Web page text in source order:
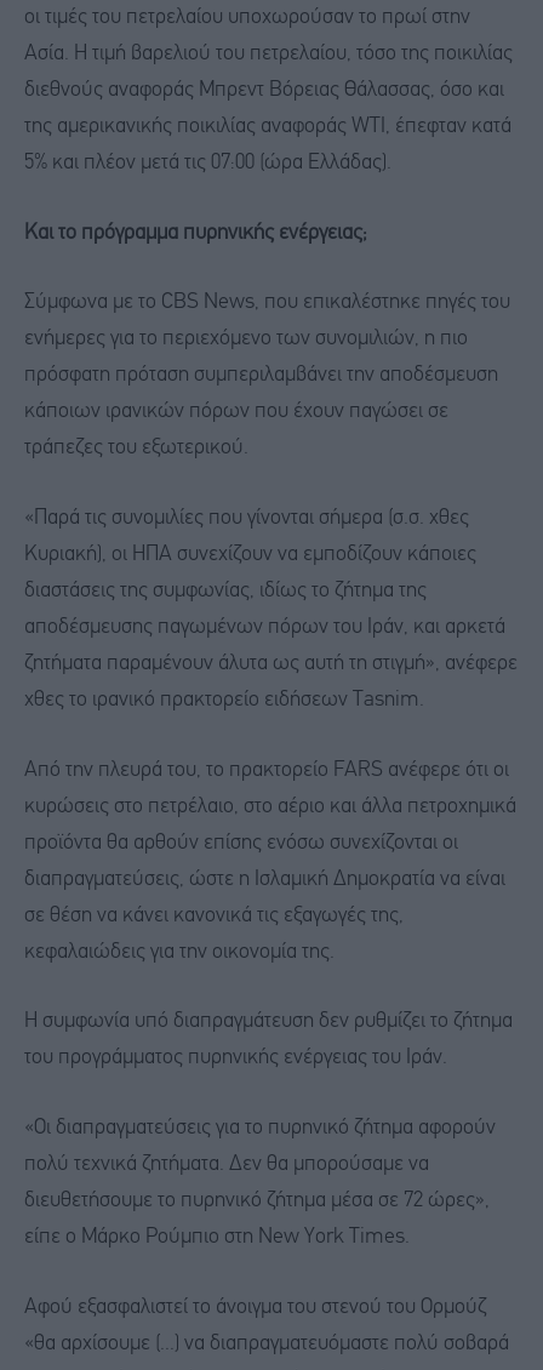
οι τιμές του πετρελαίου υποχωρούσαν το πρωί στην
Ασία. Η τιμή βαρελιού του πετρελαίου, τόσο της ποικιλίας
διεθνούς αναφοράς Μπρεντ Βόρειας Θάλασσας, όσο και
της αμερικανικής ποικιλίας αναφοράς WTI, έπεφταν κατά
5% και πλέον μετά τις 07:00 (ώρα Ελλάδας).
Και το πρόγραμμα πυρηνικής ενέργειας;
Σύμφωνα με το CBS News, που επικαλέστηκε πηγές του
ενήμερες για το περιεχόμενο των συνομιλιών, η πιο
πρόσφατη πρόταση συμπεριλαμβάνει την αποδέσμευση
κάποιων ιρανικών πόρων που έχουν παγώσει σε
τράπεζες του εξωτερικού.
«Παρά τις συνομιλίες που γίνονται σήμερα (σ.σ. χθες
Κυριακή), οι ΗΠΑ συνεχίζουν να εμποδίζουν κάποιες
διαστάσεις της συμφωνίας, ιδίως το ζήτημα της
αποδέσμευσης παγωμένων πόρων του Ιράν, και αρκετά
ζητήματα παραμένουν άλυτα ως αυτή τη στιγμή», ανέφερε
χθες το ιρανικό πρακτορείο ειδήσεων Tasnim.
Από την πλευρά του, το πρακτορείο FARS ανέφερε ότι οι
κυρώσεις στο πετρέλαιο, στο αέριο και άλλα πετροχημικά
προϊόντα θα αρθούν επίσης ενόσω συνεχίζονται οι
διαπραγματεύσεις, ώστε η Ισλαμική Δημοκρατία να είναι
σε θέση να κάνει κανονικά τις εξαγωγές της,
κεφαλαιώδεις για την οικονομία της.
Η συμφωνία υπό διαπραγμάτευση δεν ρυθμίζει το ζήτημα
του προγράμματος πυρηνικής ενέργειας του Ιράν.
«Οι διαπραγματεύσεις για το πυρηνικό ζήτημα αφορούν
πολύ τεχνικά ζητήματα. Δεν θα μπορούσαμε να
διευθετήσουμε το πυρηνικό ζήτημα μέσα σε 72 ώρες»,
είπε ο Μάρκο Ρούμπιο στη New York Times.
Αφού εξασφαλιστεί το άνοιγμα του στενού του Ορμούζ
«θα αρχίσουμε (...) να διαπραγματευόμαστε πολύ σοβαρά